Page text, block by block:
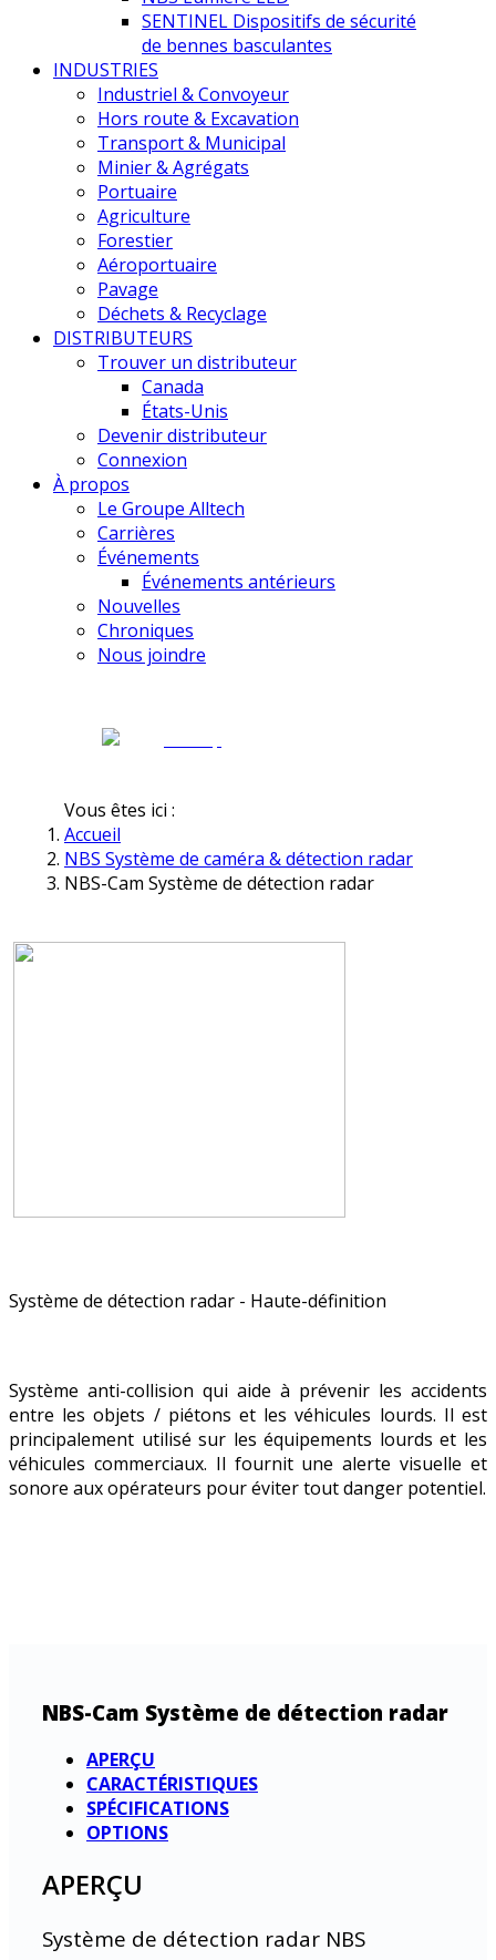
SENTINEL Dispositifs de sécurité
de bennes basculantes
INDUSTRIES
Industriel & Convoyeur
Hors route & Excavation
Transport & Municipal
Minier & Agrégats
Portuaire
Agriculture
Forestier
Aéroportuaire
Pavage
Déchets & Recyclage
DISTRIBUTEURS
Trouver un distributeur
Canada
États-Unis
Devenir distributeur
Connexion
À propos
Le Groupe Alltech
Carrières
Événements
Événements antérieurs
Nouvelles
Chroniques
Nous joindre
Vous êtes ici :
Accueil
NBS Système de caméra & détection radar
NBS-Cam Système de détection radar
Système de détection radar - Haute-définition
Système anti-collision qui aide à prévenir les accidents
entre les objets / piétons et les véhicules lourds. Il est
principalement utilisé sur les équipements lourds et les
véhicules commerciaux. Il fournit une alerte visuelle et
sonore aux opérateurs pour éviter tout danger potentiel.
NBS-Cam Système de détection radar
APERÇU
CARACTÉRISTIQUES
SPÉCIFICATIONS
OPTIONS
APERÇU
Système de détection radar NBS